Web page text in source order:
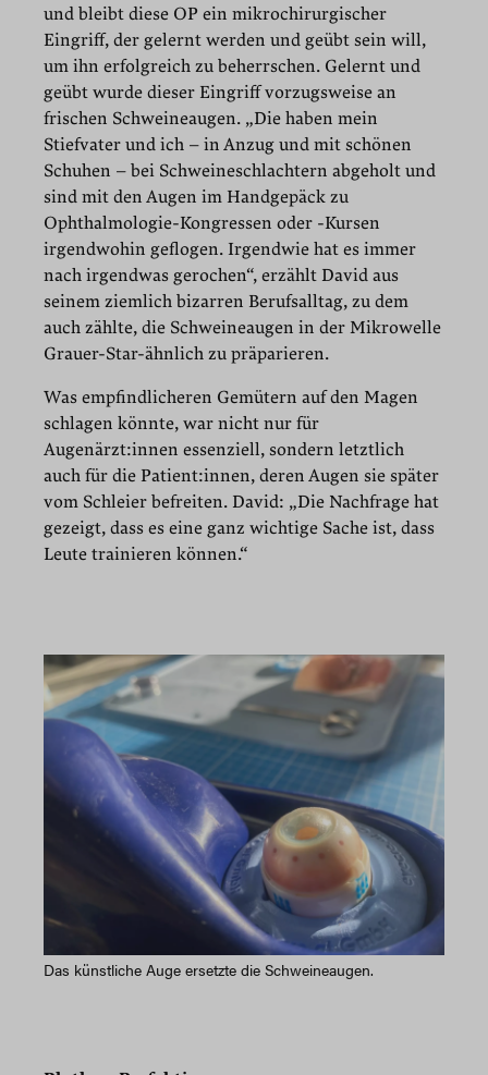
und bleibt diese OP ein mikrochirurgischer
Eingriff, der gelernt werden und geübt sein will,
um ihn erfolgreich zu beherrschen. Gelernt und
geübt wurde dieser Eingriff vorzugsweise an
frischen Schweineaugen. „Die haben mein
Stiefvater und ich – in Anzug und mit schönen
Schuhen – bei Schweineschlachtern abgeholt und
sind mit den Augen im Handgepäck zu
Ophthalmologie-Kongressen oder -Kursen
irgendwohin geflogen. Irgendwie hat es immer
nach irgendwas gerochen“, erzählt David aus
seinem ziemlich bizarren Berufsalltag, zu dem
auch zählte, die Schweineaugen in der Mikrowelle
Grauer-Star-ähnlich zu präparieren.
Was empfindlicheren Gemütern auf den Magen
schlagen könnte, war nicht nur für
Augenärzt:innen essenziell, sondern letztlich
auch für die Patient:innen, deren Augen sie später
vom Schleier befreiten. David: „Die Nachfrage hat
gezeigt, dass es eine ganz wichtige Sache ist, dass
Leute trainieren können.“
Das künstliche Auge ersetzte die Schweineaugen.